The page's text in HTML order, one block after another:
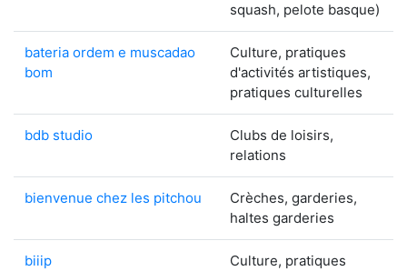
squash, pelote basque)
bateria ordem e muscadao
bom
Culture, pratiques
d'activités artistiques,
pratiques culturelles
bdb studio
Clubs de loisirs,
relations
bienvenue chez les pitchou
Crèches, garderies,
haltes garderies
biiip
Culture, pratiques